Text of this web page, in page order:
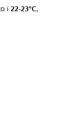
i 22-23°C,